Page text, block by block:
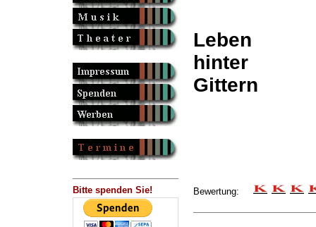
Bitte spenden Sie!
Leben
hinter
Gittern
Bewertung: